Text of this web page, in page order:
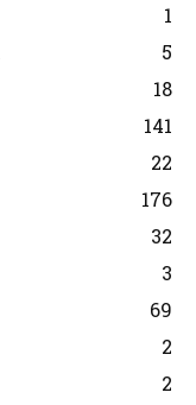
1
5
18
141
22
176
32
3
69
2
2